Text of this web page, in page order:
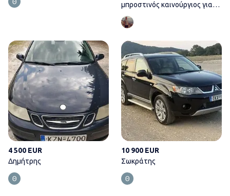
μπροστινός καινούργιος για
seat Leon 2013-18
Δημήτρης
4 500 EUR
Δημήτρης
10 900 EUR
Σωκράτης